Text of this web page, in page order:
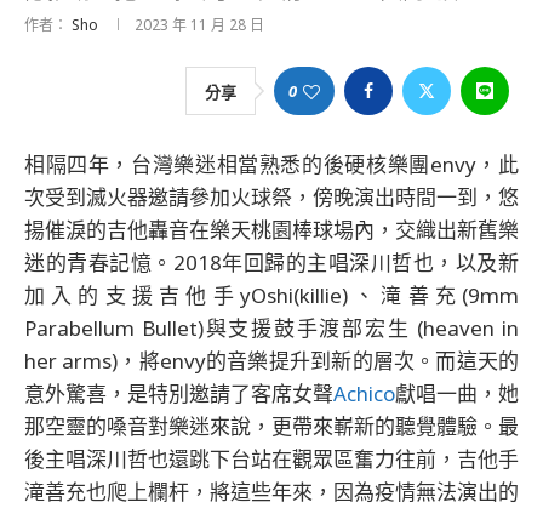
作者： Sho 2023 年 11 月 28 日
分享 0
相隔四年，台灣樂迷相當熟悉的後硬核樂團envy，此
次受到滅火器邀請參加火球祭，傍晚演出時間一到，悠
揚催淚的吉他轟音在樂天桃園棒球場內，交織出新舊樂
迷的青春記憶。2018年回歸的主唱深川哲也，以及新
加入的支援吉他手yOshi(killie)、滝善充(9mm
Parabellum Bullet)與支援鼓手渡部宏生 (heaven in
her arms)，將envy的音樂提升到新的層次。而這天的
意外驚喜，是特別邀請了客席女聲Achico獻唱一曲，她
那空靈的嗓音對樂迷來說，更帶來嶄新的聽覺體驗。最
後主唱深川哲也還跳下台站在觀眾區奮力往前，吉他手
滝善充也爬上欄杆，將這些年來，因為疫情無法演出的